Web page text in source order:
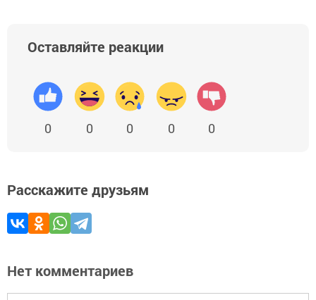
Оставляйте реакции
0 0 0 0 0
Расскажите друзьям
Нет комментариев